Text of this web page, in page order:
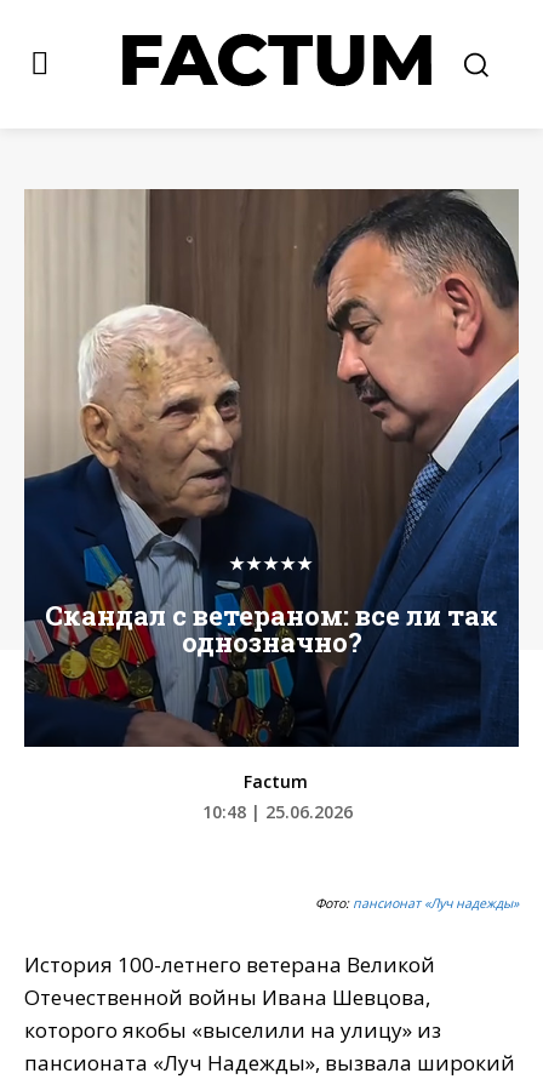
★★★★★
Скандал с ветераном: все ли так
однозначно?
Factum
10:48 | 25.06.2026
Фото: пансионат «Луч надежды»
История 100-летнего ветерана Великой
Отечественной войны Ивана Шевцова,
которого якобы «выселили на улицу» из
пансионата «Луч Надежды», вызвала широкий